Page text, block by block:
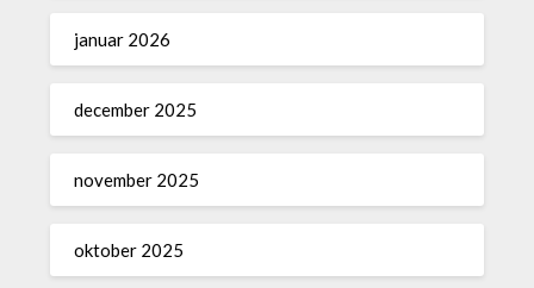
januar 2026
december 2025
november 2025
oktober 2025